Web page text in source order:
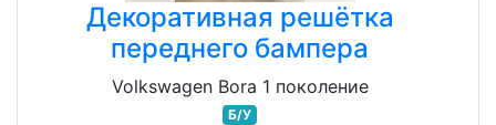
Декоративная решётка
переднего бампера
Volkswagen Bora 1 поколение
Б/У